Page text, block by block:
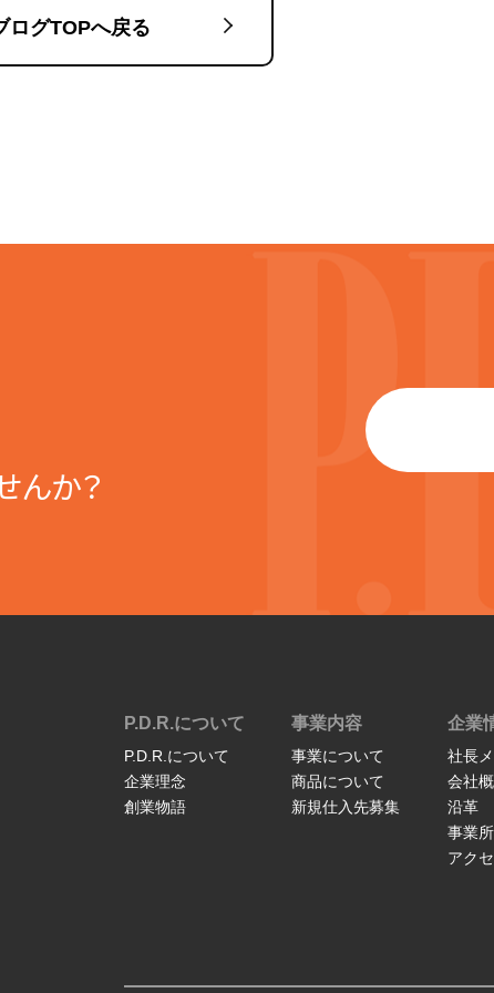
ログTOPへ戻る
んか？
P.D.R.について
P.D.R.について
企業理念
創業物語
事業内容
事業について
商品について
新規仕入先募集
企業
社長
会社
沿革
事業所
アク